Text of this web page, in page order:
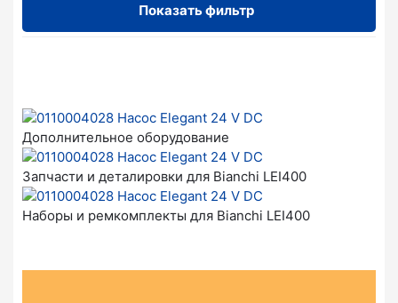
Показать фильтр
Дополнительное оборудование
Запчасти и деталировки для Bianchi LEI400
Наборы и ремкомплекты для Bianchi LEI400